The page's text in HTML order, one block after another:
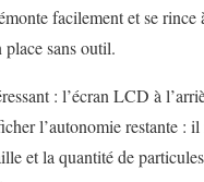
facilement et se rince
place sans outil.
: l’écran LCD à
l’autonomie restante :
et la quantité de